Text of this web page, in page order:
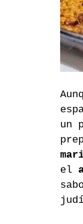
un
el